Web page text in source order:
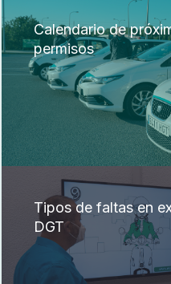
Calendario de
permisos
Tipos de faltas en
DGT